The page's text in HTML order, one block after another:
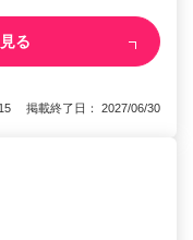
る
掲載終了日： 2027/06/30